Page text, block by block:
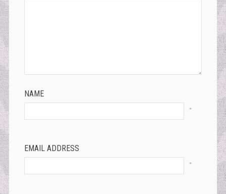
NAME
*
EMAIL ADDRESS
*